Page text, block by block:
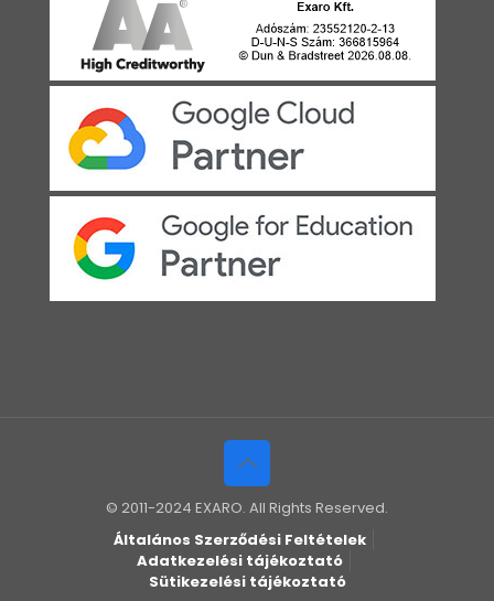
© 2011-2024 EXARO. All Rights Reserved.
Általános Szerződési Feltételek
Adatkezelési tájékoztató
Sütikezelési tájékoztató